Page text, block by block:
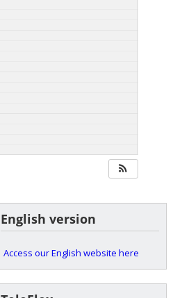
English version
Access our English website here